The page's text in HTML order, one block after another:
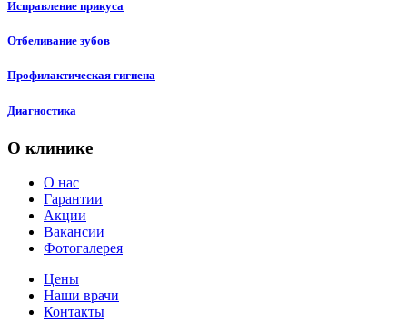
Исправление прикуса
Отбеливание зубов
Профилактическая гигиена
Диагностика
О клинике
О нас
Гарантии
Акции
Вакансии
Фотогалерея
Цены
Наши врачи
Контакты